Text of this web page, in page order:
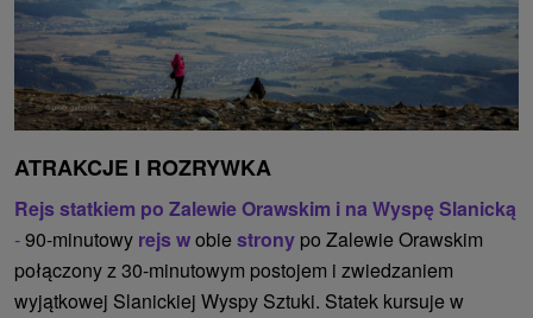
ATRAKCJE I ROZRYWKA
Rejs statkiem po Zalewie Orawskim i na Wyspę Slanicką
-90-minutowy rejs wobie strony po Zalewie Orawskim
połączony z 30-minutowym postojem i zwiedzaniem
wyjątkowej Slanickiej Wyspy Sztuki. Statek kursuje w